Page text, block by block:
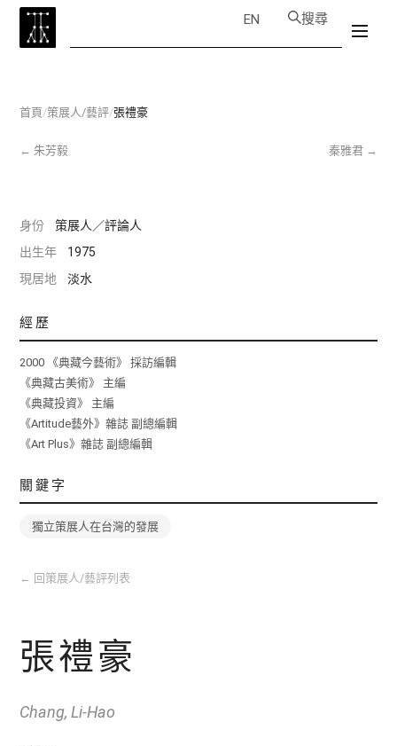
EN 搜尋
首頁/策展人/藝評/張禮豪
←朱芳毅 秦雅君→
身份
策展人／評論人
出生年
1975
現居地
淡水
經歷
2000 《典藏今藝術》 採訪編輯
《典藏古美術》 主編
《典藏投資》 主編
《Artitude藝外》雜誌 副總編輯
《Art Plus》雜誌 副總編輯
關鍵字
獨立策展人在台灣的發展
← 回策展人/藝評列表
張禮豪
Chang, Li-Hao